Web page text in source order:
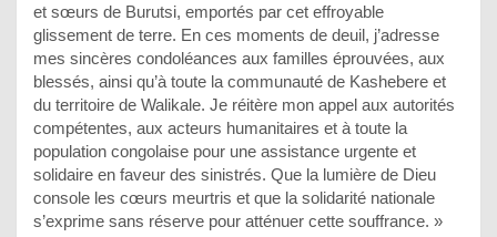
et sœurs de Burutsi, emportés par cet effroyable
glissement de terre. En ces moments de deuil, j’adresse
mes sincères condoléances aux familles éprouvées, aux
blessés, ainsi qu’à toute la communauté de Kashebere et
du territoire de Walikale. Je réitère mon appel aux autorités
compétentes, aux acteurs humanitaires et à toute la
population congolaise pour une assistance urgente et
solidaire en faveur des sinistrés. Que la lumière de Dieu
console les cœurs meurtris et que la solidarité nationale
s’exprime sans réserve pour atténuer cette souffrance. »